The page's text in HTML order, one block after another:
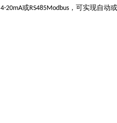
4-20mA或RS485Modbus ，可实现自动